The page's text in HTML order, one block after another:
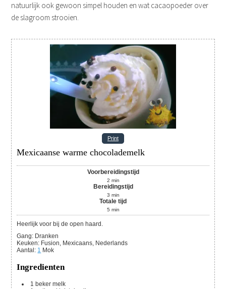
natuurlijk ook gewoon simpel houden en wat cacaopoeder over
de slagroom strooien.
Print
Mexicaanse warme chocolademelk
Voorbereidingstijd
2 min
Bereidingstijd
3 min
Totale tijd
5 min
Heerlijk voor bij de open haard.
Gang: Dranken
Keuken: Fusion, Mexicaans, Nederlands
Aantal: 1 Mok
Ingredienten
1 bekermelk